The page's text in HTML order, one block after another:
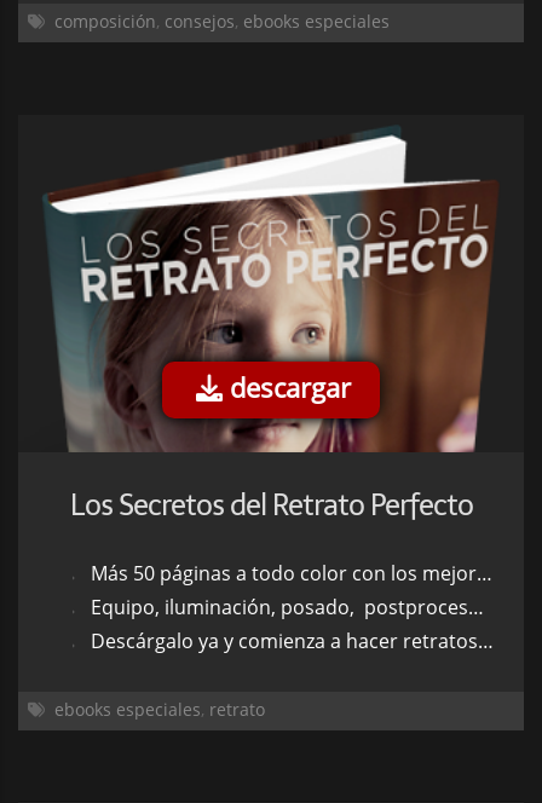
composición, consejos, ebooks especiales
descargar
Los Secretos del Retrato Perfecto
Más 50 páginas a todo color con los mejores trucos y consejos.
Equipo, iluminación, posado, postprocesado y mucho más.
Descárgalo ya y comienza a hacer retratos como un profesional.
ebooks especiales, retrato